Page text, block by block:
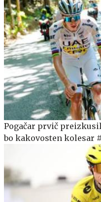
Pogačar prvič preizkusil
bo kakovosten kolesar